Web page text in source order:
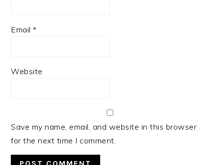
Email*
Website
Save my name, email, and website in this browser
for the next time I comment.